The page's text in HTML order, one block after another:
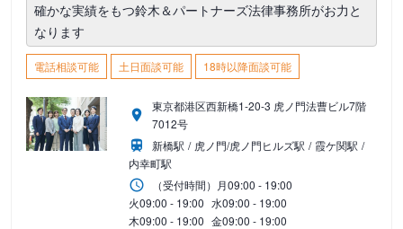
確かな実績をもつ鈴木＆パートナーズ法律事務所がお力と
なります
電話相談可能 土日面談可能 18時以降面談可能
東京都港区西新橋1-20-3 虎ノ門法曹ビル7階
7012号
新橋駅
虎ノ門/虎ノ門ヒルズ駅
霞ケ関駅
内幸町駅
（受付時間） 月09:00 - 19:00
火09:00 - 19:00 水09:00 - 19:00
木09:00 - 19:00 金09:00 - 19:00